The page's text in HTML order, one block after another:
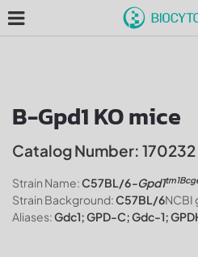
B-Gpd1 KO mice
Catalog Number: 170232
Strain Name:C57BL/6-Gpd1
Strain Background:C57BL/6NCBI
Aliases:Gdc1; GPD-C; Gdc-1;